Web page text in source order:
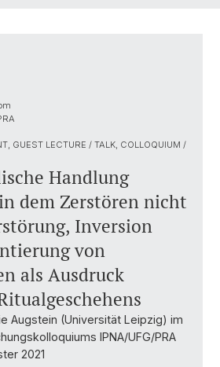
GUEST LECTURE / TALK, COLLOQUIUM /
Handlung
dem Zerstören nicht
Inversion
von
als Ausdruck
Augstein (Universität Leipzig) im
IPNA/UFG/PRA
2021